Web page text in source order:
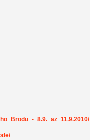
_8.9._az_11.9.2010/